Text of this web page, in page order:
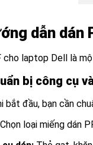
dẫn dán
cho laptop Dell là
bị công cụ
bắt đầu, bạn cần
loại miếng dán